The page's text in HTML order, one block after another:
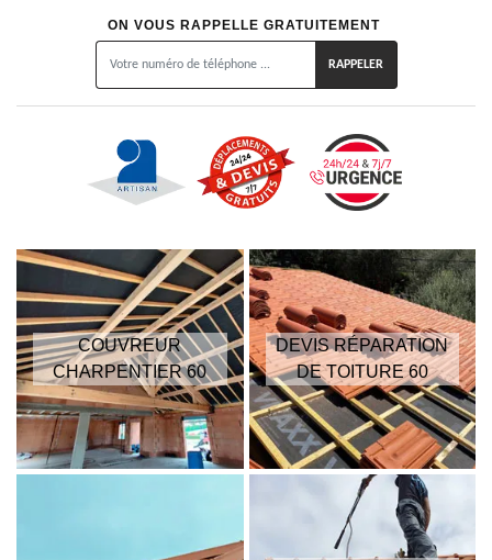
ON VOUS RAPPELLE GRATUITEMENT
COUVREUR
CHARPENTIER 60
DEVIS RÉPARATION
DE TOITURE 60